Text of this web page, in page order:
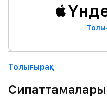
Толығырақ
Сипаттамалары